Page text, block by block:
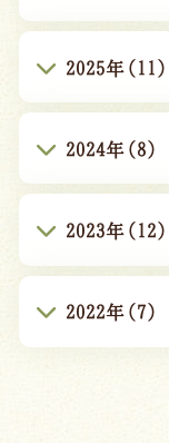
2025年(11)
2024年(8)
2023年(12)
2022年(7)